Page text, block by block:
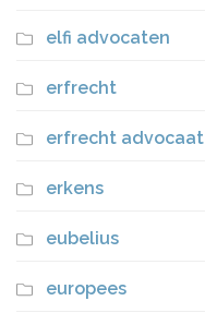
elfi advocaten
erfrecht
erfrecht advocaat
erkens
eubelius
europees